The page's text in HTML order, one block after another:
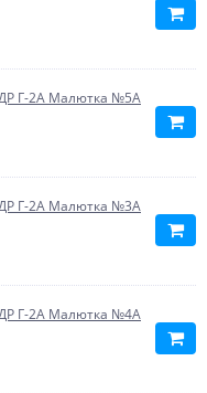
Г-2А Малютка №5А
Г-2А Малютка №3А
Г-2А Малютка №4А